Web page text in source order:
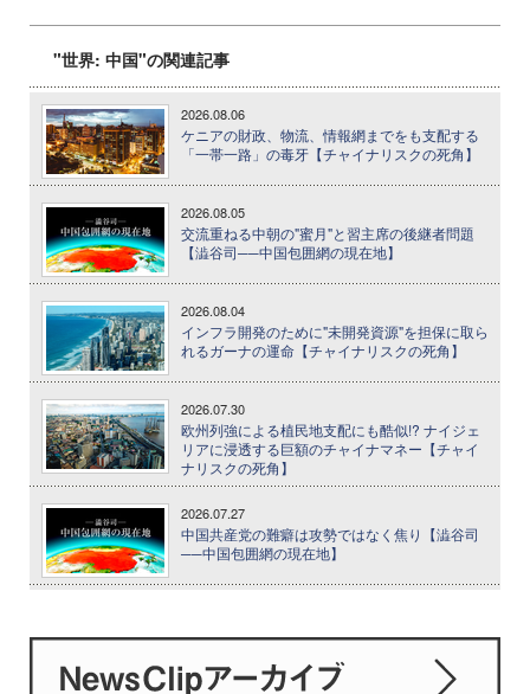
"世界: 中国"の関連記事
2026.08.06
ケニアの財政、物流、情報網までをも支配する
「一帯一路」の毒牙【チャイナリスクの死角】
2026.08.05
交流重ねる中朝の"蜜月"と習主席の後継者問題
【澁谷司──中国包囲網の現在地】
2026.08.04
インフラ開発のために"未開発資源"を担保に取ら
れるガーナの運命【チャイナリスクの死角】
2026.07.30
欧州列強による植民地支配にも酷似!? ナイジェ
リアに浸透する巨額のチャイナマネー【チャイ
ナリスクの死角】
2026.07.27
中国共産党の難癖は攻勢ではなく焦り【澁谷司
──中国包囲網の現在地】